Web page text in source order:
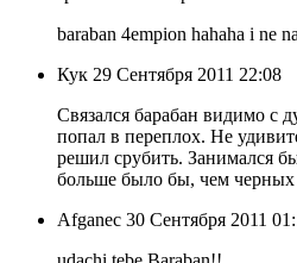
baraban 4empion hahaha i ne
Кук 29 Сентября 2011 22:08
Связался барабан видимо с
попал в переплох. Не
решил срубить. Занимался
больше было бы, чем черных
Afganec 30 Сентября 2011